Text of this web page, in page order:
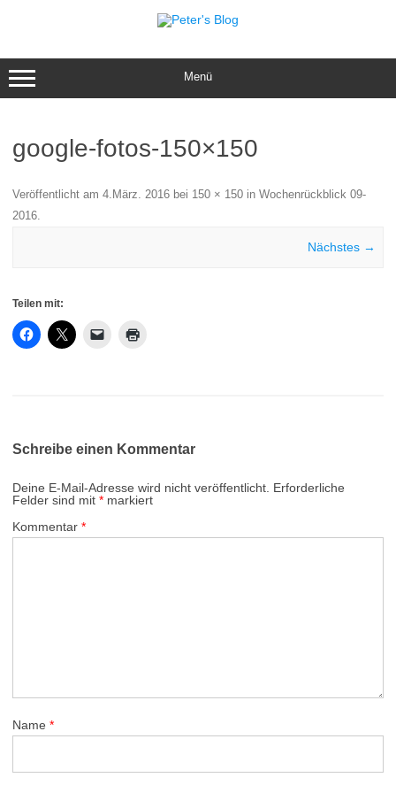
Menü
google-fotos-150×150
Veröffentlicht am 4.März. 2016 bei 150 × 150 in Wochenrückblick 09-
2016.
Nächstes →
Teilen mit:
Schreibe einen Kommentar
Deine E-Mail-Adresse wird nicht veröffentlicht. Erforderliche
Felder sind mit * markiert
Kommentar *
Name *